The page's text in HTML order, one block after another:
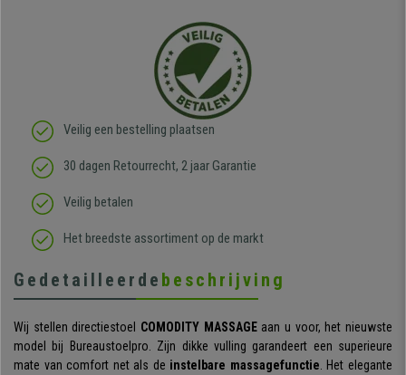
Veilig een bestelling plaatsen
30 dagen Retourrecht, 2 jaar Garantie
Veilig betalen
Het breedste assortiment op de markt
Gedetailleerde beschrijving
Wij stellen directiestoel COMODITY MASSAGEaan u voor, het nieuwste
model bij Bureaustoelpro. Zijn dikke vulling garandeert een superieure
mate van comfort net als de instelbare massagefunctie. Het elegante